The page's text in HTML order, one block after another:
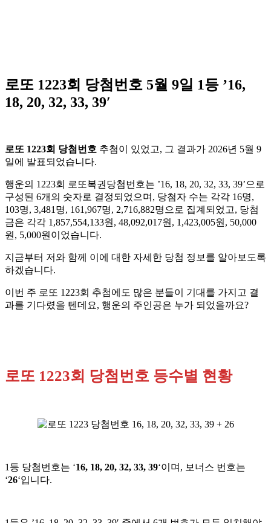
로또 1223회 당첨번호 5월 9일 1등 ’16,
18, 20, 32, 33, 39′
로또 1223회 당첨번호 추첨이 있었고, 그 결과가 2026년 5월 9
일에 발표되었습니다.
행운의 1223회 로또복권당첨번호는 ’16, 18, 20, 32, 33, 39’으로
구성된 6개의 숫자로 결정되었으며, 당첨자 수는 각각 16명,
103명, 3,481명, 161,967명, 2,716,882명으로 집계되었고, 당첨
금은 각각 1,857,554,133원, 48,092,017원, 1,423,005원, 50,000
원, 5,000원이었습니다.
지금부터 저와 함께 이에 대한 자세한 당첨 정보를 알아보도록
하겠습니다.
이번 주 로또 1223회 추첨에도 많은 분들이 기대를 가지고 결
과를 기다렸을 텐데요, 행운의 주인공은 누가 되었을까요?
로또 1223회 당첨번호 등수별 현황
1등 당첨번호는 ‘16, 18, 20, 32, 33, 39‘이며, 보너스 번호는
‘26‘입니다.